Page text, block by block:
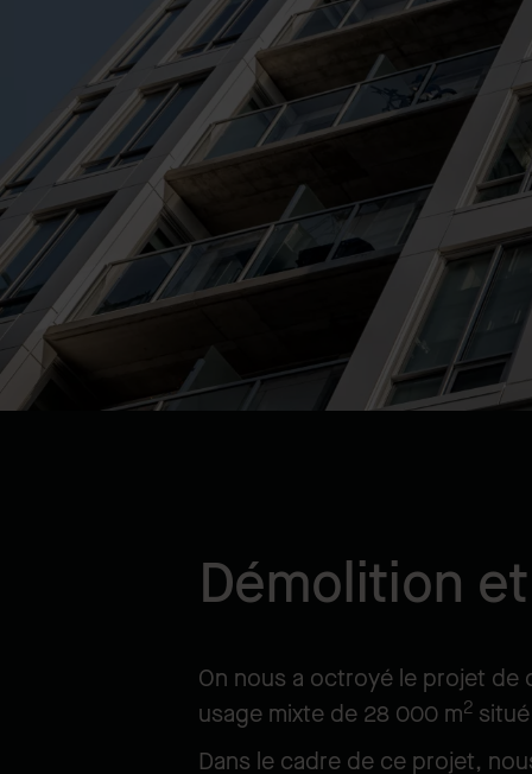
Démolition
On nous a octroyé le projet de
usage mixte de 28 000 m2
Dans le cadre de ce projet,